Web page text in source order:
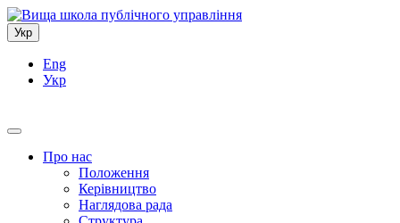
Укр
Eng
Укр
Про нас
Положення
Керівництво
Наглядова рада